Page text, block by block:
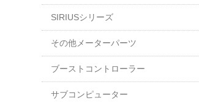
SIRIUSシリーズ
その他メーターパーツ
ブーストコントローラー
サブコンピューター